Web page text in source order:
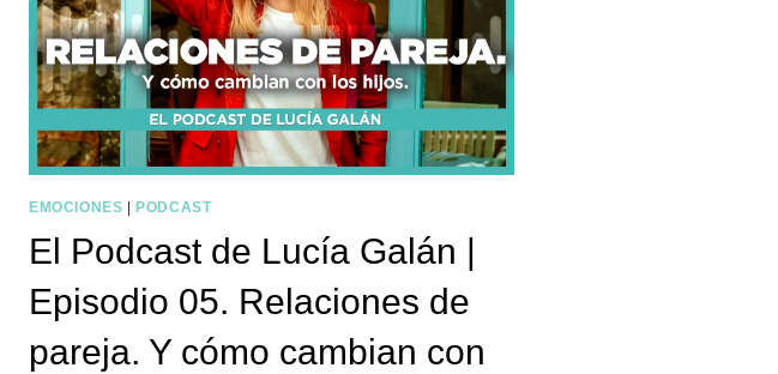
EMOCIONES |PODCAST
El Podcast de Lucía Galán |
Episodio 05. Relaciones de
pareja. Y cómo cambian con